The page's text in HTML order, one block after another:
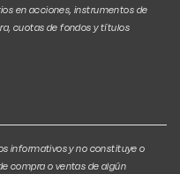
en acciones, instrumentos de
cuotas de fondos y títulos
informativos y no constituye o
compra o ventas de algún